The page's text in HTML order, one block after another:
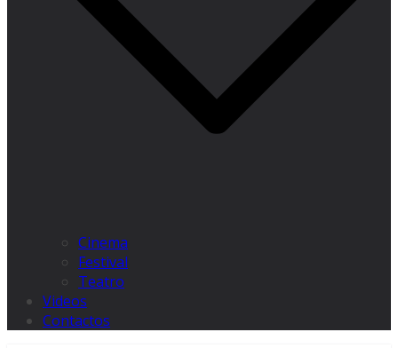
Cinema
Festival
Teatro
Videos
Contactos